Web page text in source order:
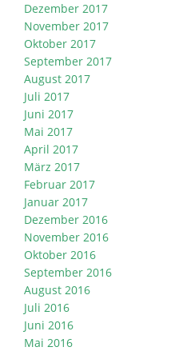
Dezember 2017
November 2017
Oktober 2017
September 2017
August 2017
Juli 2017
Juni 2017
Mai 2017
April 2017
März 2017
Februar 2017
Januar 2017
Dezember 2016
November 2016
Oktober 2016
September 2016
August 2016
Juli 2016
Juni 2016
Mai 2016